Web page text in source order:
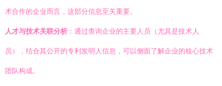
术合作的企业而言，这部分信息至关重要。
人才与技术关联分析 ：通过查询企业的主要人员（尤其是技术人
员），结合其公开的专利发明人信息，可以侧面了解企业的核心技术
团队构成。